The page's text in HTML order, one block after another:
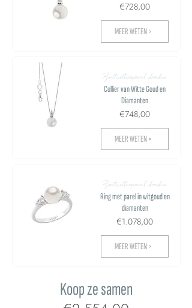
€728,00
MEER WETEN >
Zoetwaterparel draden
Collier van Witte Goud en
Diamanten
€748,00
MEER WETEN >
Zoetwaterparel draden
Ring met parel in witgoud en
diamanten
€1.078,00
MEER WETEN >
Koop ze samen